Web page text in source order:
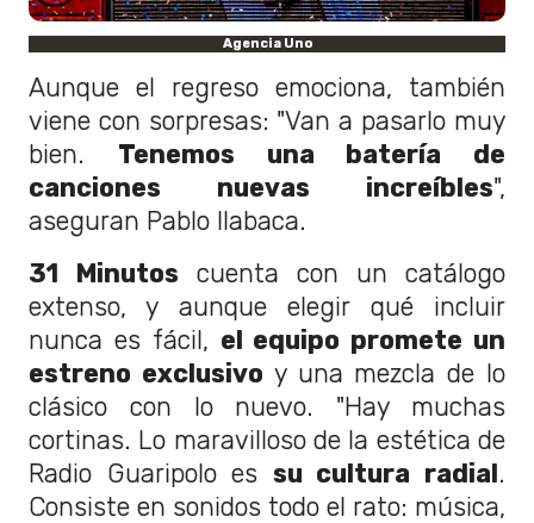
Agencia Uno
Aunque el regreso emociona, también
viene con sorpresas: "Van a pasarlo muy
bien. Tenemos una batería de
canciones nuevas increíbles",
aseguran Pablo Ilabaca.
31 Minutos cuenta con un catálogo
extenso, y aunque elegir qué incluir
nunca es fácil, el equipo promete un
estreno exclusivo y una mezcla de lo
clásico con lo nuevo. "Hay muchas
cortinas. Lo maravilloso de la estética de
Radio Guaripolo es su cultura radial.
Consiste en sonidos todo el rato: música,